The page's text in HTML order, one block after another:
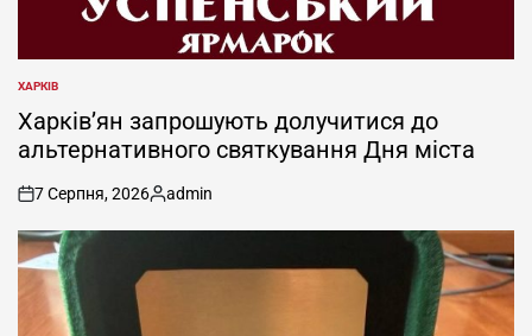
ОПУБЛІКУВАТИ
У
ХАРКІВ
Харків’ян запрошують долучитися до
альтернативного святкування Дня міста
on
7 Серпня, 2026
Опубліковано
admin